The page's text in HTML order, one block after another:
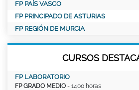
FP PAÍS VASCO
FP PRINCIPADO DE ASTURIAS
FP REGIÓN DE MURCIA
CURSOS
FP LABORATORIO
FP GRADO MEDIO - 1400 horas